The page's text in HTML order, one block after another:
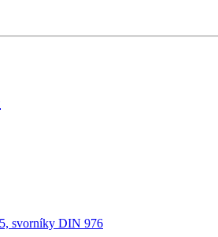
svorníky DIN 976